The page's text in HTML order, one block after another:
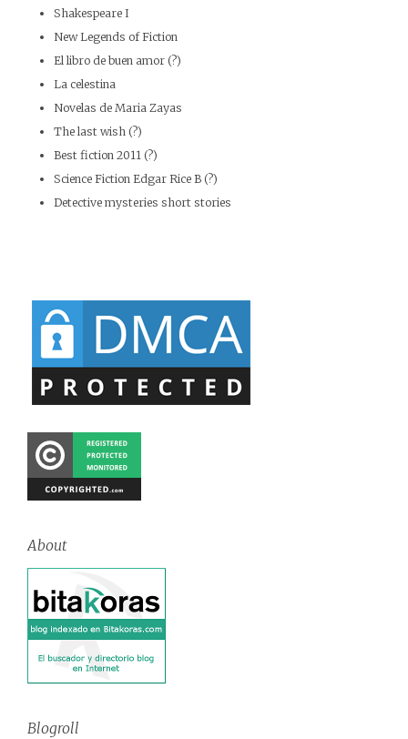
Shakespeare I
New Legends of Fiction
El libro de buen amor (?)
La celestina
Novelas de Maria Zayas
The last wish (?)
Best fiction 2011 (?)
Science Fiction Edgar Rice B (?)
Detective mysteries short stories
About
Blogroll